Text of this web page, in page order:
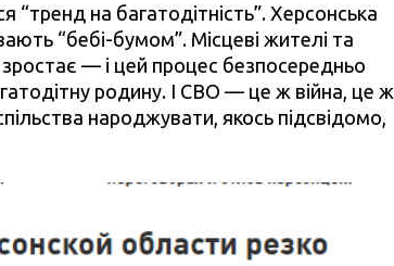
“тренд на багатодітність”. Херсонська
“бебі-бумом”. Місцеві жителі та
— і цей процес безпосередньо
родину. І СВО — це ж війна, це ж
народжувати, якось підсвідомо,